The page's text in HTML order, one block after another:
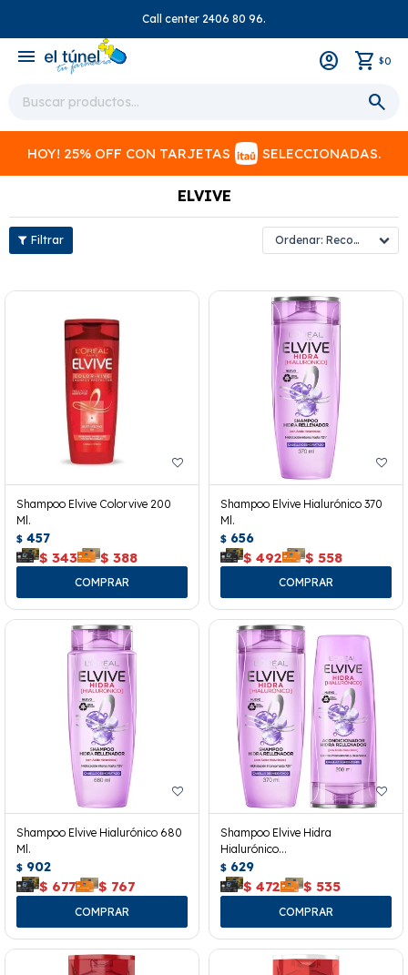
Call center 2406 80 96.
menu $0
HOY! 25% OFF CON TARJETAS SELECCIONADAS.
ELVIVE
Recomendados
Shampoo Elvive Colorvive 200
Ml.
$ 457
$ 343 $ 388
Shampoo Elvive Hialurónico 370
Ml.
$ 656
$ 492 $ 558
Shampoo Elvive Hialurónico 680
Ml.
$ 902
$ 677 $ 767
Shampoo Elvive Hidra
Hialurónico
370ml+acondicionador 200ml
$ 629
$ 472 $ 535
close